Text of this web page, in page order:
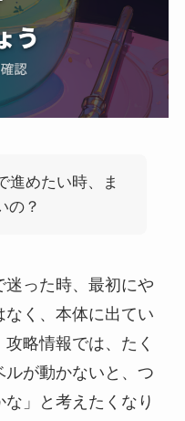
進めたい時、ま
の？
った時、最初にや
なく、本体に出てい
略情報では、たく
ルが動かないと、つ
」と考えたくなり